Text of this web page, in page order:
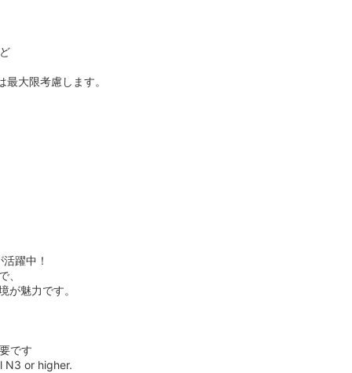
大限考慮します。
躍中！
、
が魅力です。
です
N3 or higher.